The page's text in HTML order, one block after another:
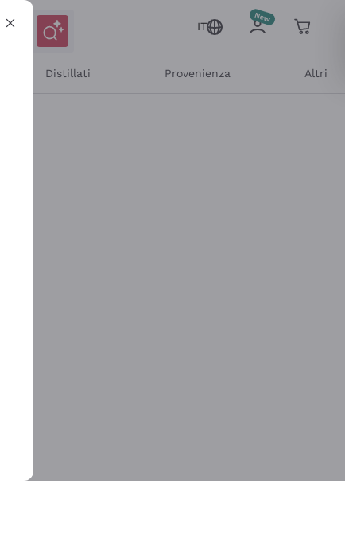
IT
Distillati Provenienza Altri